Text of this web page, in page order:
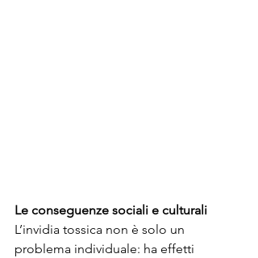
Le conseguenze sociali e culturali
L’invidia tossica non è solo un
problema individuale: ha effetti